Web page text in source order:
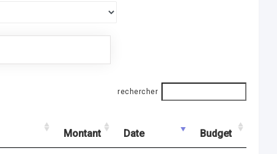
rechercher
Montant Date Budget